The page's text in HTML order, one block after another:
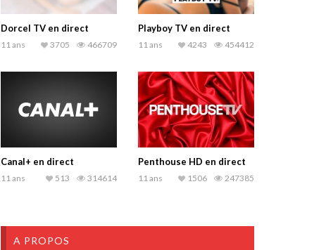
Dorcel TV en direct
11 ans 466709
3705
Playboy TV en direct
11 ans 454412
4243
Canal+ en direct
11 ans 314614
513
Penthouse HD en direct
11 ans 247385
1506
A PROPOS